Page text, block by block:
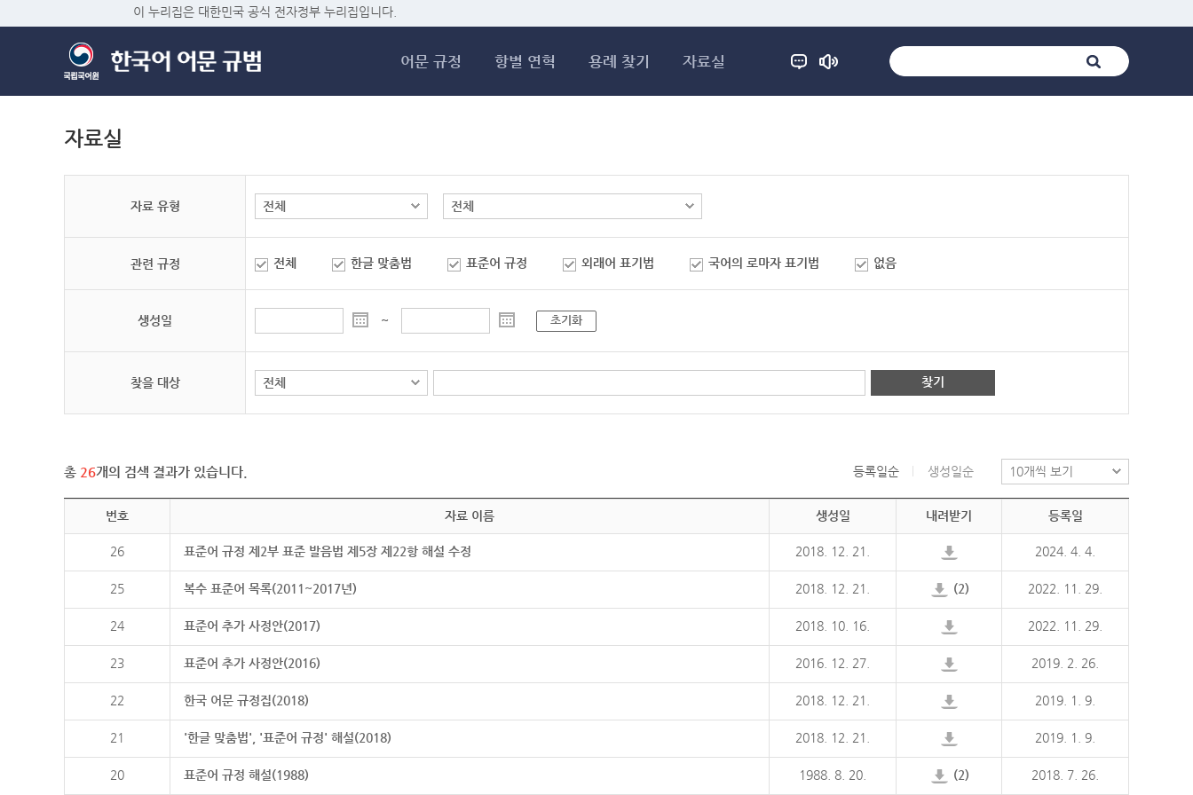
이 누리집은 대한민국 공식 전자정부 누리집입니다.
어문 규정 항별 연혁 용례 찾기 자료실
자료실
자료 유형
관련 규정 전체 한글 맞춤법 표준어 규정 외래어 표기법 국어의 로마자 표기법 없음
생성일 ~ 초기화
찾을 대상 찾기
총 26개의 검색 결과가 있습니다. 등록일순 생성일순
번호 자료 이름 생성일 내려받기 등록일
26 표준어 규정 제2부 표준 발음법 제5장 제22항 해설 수정 2018. 12. 21. 2024. 4. 4.
25 복수 표준어 목록(2011~2017년) 2018. 12. 21. (2) 2022. 11. 29.
24 표준어 추가 사정안(2017) 2018. 10. 16. 2022. 11. 29.
23 표준어 추가 사정안(2016) 2016. 12. 27. 2019. 2. 26.
22 한국 어문 규정집(2018) 2018. 12. 21. 2019. 1. 9.
21 '한글 맞춤법', '표준어 규정' 해설(2018) 2018. 12. 21. 2019. 1. 9.
20 표준어 규정 해설(1988) 1988. 8. 20. (2) 2018. 7. 26.